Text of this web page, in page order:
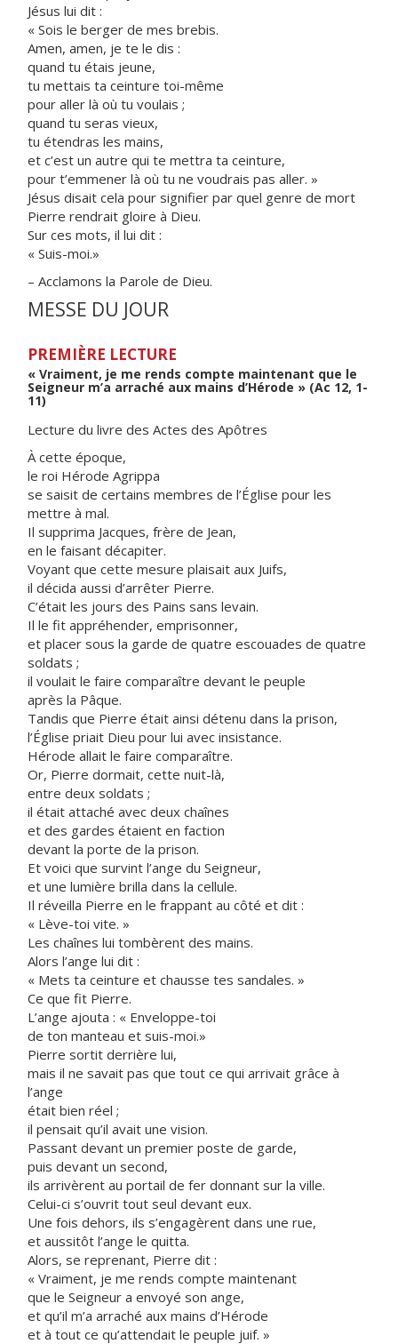
Jésus lui dit :
« Sois le berger de mes brebis.
Amen, amen, je te le dis :
quand tu étais jeune,
tu mettais ta ceinture toi-même
pour aller là où tu voulais ;
quand tu seras vieux,
tu étendras les mains,
et c’est un autre qui te mettra ta ceinture,
pour t’emmener là où tu ne voudrais pas aller. »
Jésus disait cela pour signifier par quel genre de mort
Pierre rendrait gloire à Dieu.
Sur ces mots, il lui dit :
« Suis-moi.»
– Acclamons la Parole de Dieu.
MESSE DU JOUR
PREMIÈRE LECTURE
« Vraiment, je me rends compte maintenant que le
Seigneur m’a arraché aux mains d’Hérode » (Ac 12, 1-
11)
Lecture du livre des Actes des Apôtres
À cette époque,
le roi Hérode Agrippa
se saisit de certains membres de l’Église pour les
mettre à mal.
Il supprima Jacques, frère de Jean,
en le faisant décapiter.
Voyant que cette mesure plaisait aux Juifs,
il décida aussi d’arrêter Pierre.
C’était les jours des Pains sans levain.
Il le fit appréhender, emprisonner,
et placer sous la garde de quatre escouades de quatre
soldats ;
il voulait le faire comparaître devant le peuple
après la Pâque.
Tandis que Pierre était ainsi détenu dans la prison,
l’Église priait Dieu pour lui avec insistance.
Hérode allait le faire comparaître.
Or, Pierre dormait, cette nuit-là,
entre deux soldats ;
il était attaché avec deux chaînes
et des gardes étaient en faction
devant la porte de la prison.
Et voici que survint l’ange du Seigneur,
et une lumière brilla dans la cellule.
Il réveilla Pierre en le frappant au côté et dit :
« Lève-toi vite. »
Les chaînes lui tombèrent des mains.
Alors l’ange lui dit :
« Mets ta ceinture et chausse tes sandales. »
Ce que fit Pierre.
L’ange ajouta : « Enveloppe-toi
de ton manteau et suis-moi.»
Pierre sortit derrière lui,
mais il ne savait pas que tout ce qui arrivait grâce à
l’ange
était bien réel ;
il pensait qu’il avait une vision.
Passant devant un premier poste de garde,
puis devant un second,
ils arrivèrent au portail de fer donnant sur la ville.
Celui-ci s’ouvrit tout seul devant eux.
Une fois dehors, ils s’engagèrent dans une rue,
et aussitôt l’ange le quitta.
Alors, se reprenant, Pierre dit :
« Vraiment, je me rends compte maintenant
que le Seigneur a envoyé son ange,
et qu’il m’a arraché aux mains d’Hérode
et à tout ce qu’attendait le peuple juif. »